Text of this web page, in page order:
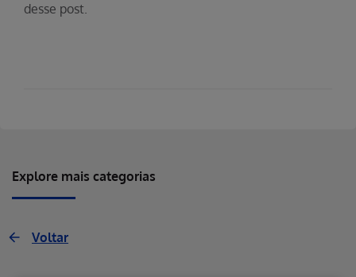
desse post.
Explore mais categorias
Voltar